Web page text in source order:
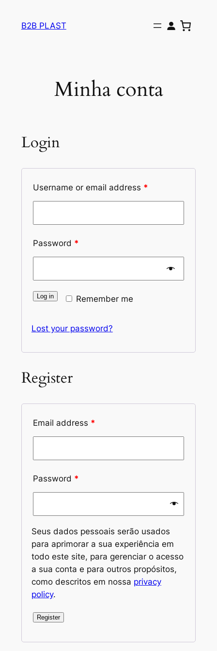
B2B PLAST
Minha conta
Login
Username or email address *
Password *
Remember me
Log in
Lost your password?
Register
Email address *
Password *
Seus dados pessoais serão usados
para aprimorar a sua experiência em
todo este site, para gerenciar o acesso
a sua conta e para outros propósitos,
como descritos em nossa privacy
policy.
Register